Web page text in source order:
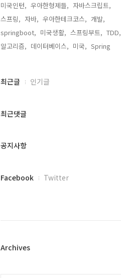
미국인턴, 우아한형제들, 자바스크립트,
스프링, 자바, 우아한테크코스, 개발,
springboot, 미국생활, 스프링부트, TDD,
알고리즘, 데이터베이스, 미국, Spring,
최
과
글
최근글 인기글
최근댓글
공지사항
페
플
Facebook Twitter
Archives